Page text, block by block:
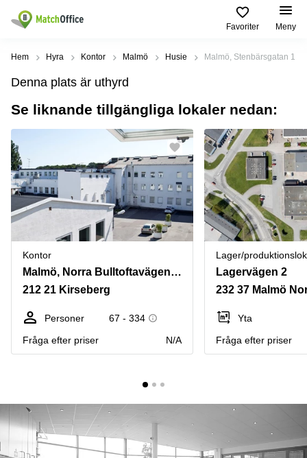
Favoriter Meny
Hyra / hyra ut
Kategorier
Coworking
space
Lagerlokaler
Industrilokaler
Verkstad
Mötesrum
Virtuellt
Populära
Städer
Stockholm
Malmö
Uppsala
Skåne
Älvsjö
Sollentuna
Vasastan
Populära
sökningar
Kontorshotell
Hyra lokal
Stockholm
Kontorshotell
Göteborg
Coworking
Stockholm
Kontorshotell
Malmö
Coworking
Östermalm
Kontor
Malmö
Lediga
lokaler
Hisingen
Hjälp
Bli hyresvärd
Pris
Logga in
Hem Hyra Kontor Malmö Husie Malmö, Stenbärsgatan 1
Denna plats är uthyrd
Se liknande tillgängliga lokaler nedan:
Kontor
Malmö, Norra Bulltoftavägen 65
212 21 Kirseberg
Personer
67 - 334
Fråga efter priser
N/A
Lager/
Lagervägen 2
232 37 Malmö
Yta
Fråga efter priser